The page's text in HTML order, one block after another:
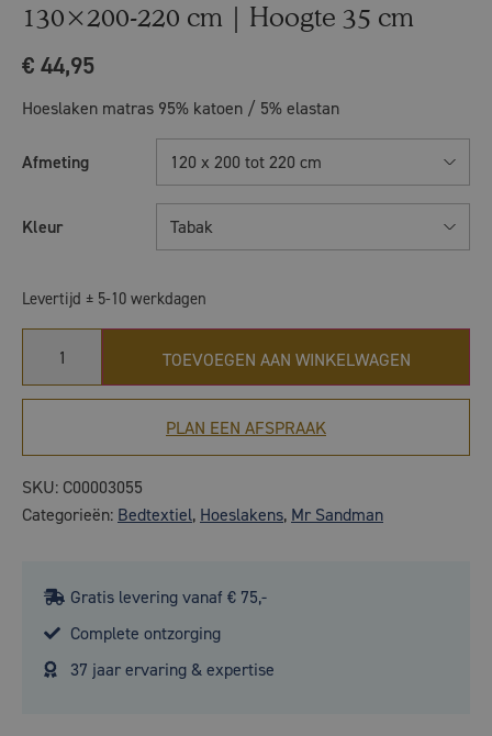
130×200-220 cm | Hoogte 35 cm
€ 44,95
Hoeslaken matras 95% katoen / 5% elastan
Afmeting 120 x 200 tot 220 cm
Kleur Tabak
Levertijd ± 5-10 werkdagen
TOEVOEGEN AAN WINKELWAGEN
PLAN EEN AFSPRAAK
SKU: C00003055
Categorieën: Bedtextiel, Hoeslakens, Mr Sandman
Gratis levering vanaf € 75,-
Complete ontzorging
37 jaar ervaring & expertise